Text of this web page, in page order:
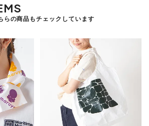
らの商品もチェックしています